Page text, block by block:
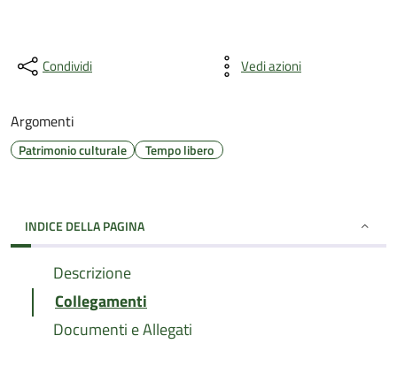
Condividi Vedi azioni
Argomenti
Patrimonio culturale Tempo libero
INDICE DELLA PAGINA
Descrizione
Collegamenti
Documenti e Allegati